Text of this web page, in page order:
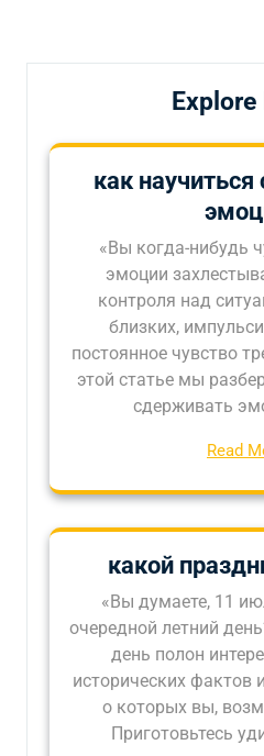
как
«Вы когда-нибудь
эмоции
контроля над
близких,
постоянное чувство
этой статье мы
сдерживать
Read
какой
«Вы думаете, 11
очередной летний
день полон
исторических фактов
о которых вы,
Приготовьтесь